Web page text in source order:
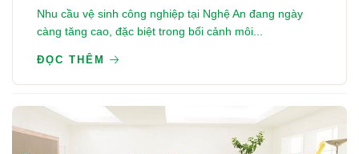
Nhu cầu vệ sinh công nghiệp tại Nghệ An đang ngày
càng tăng cao, đặc biệt trong bối cảnh môi...
ĐỌC THÊM